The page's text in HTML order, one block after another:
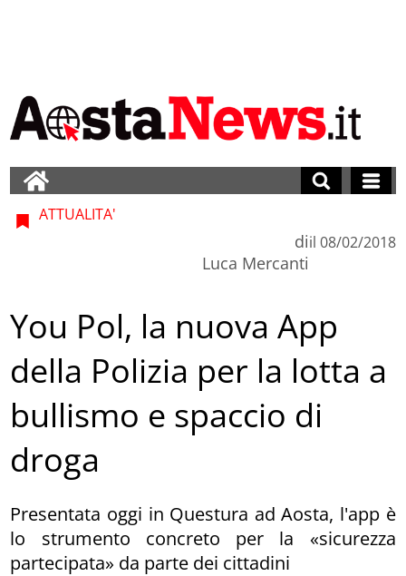
ATTUALITA'
di
Luca Mercanti
il 08/02/2018
You Pol, la nuova App
della Polizia per la lotta a
bullismo e spaccio di
droga
Presentata oggi in Questura ad Aosta, l'app è
lo strumento concreto per la «sicurezza
partecipata» da parte dei cittadini